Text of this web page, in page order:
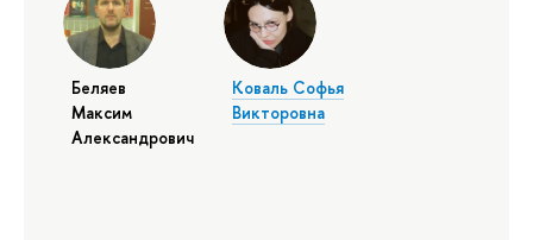
Беляев
Максим
Александрович
Коваль Софья
Викторовна